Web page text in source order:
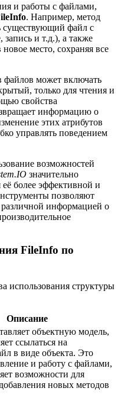
и работы с файлами,
. Например, метод
существующий файл с
и т.д.), а также
место, сохраняя все
файлов может включать
только для чтения и
свойства
информацию о
этих атрибутов
управлять поведением
возможностей
значительно
более эффективной и
позволяют
различной информацией о
FileInfo по
использования структуры
Описание
объектную модель,
ссылаться на
в виде объекта. Это
и работу с файлами,
возможности для
новых методов